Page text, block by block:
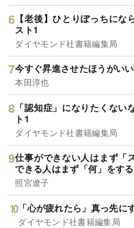
【老後】ひとりぼっちに
スト1
ダイヤモンド社書籍編集局
今すぐ昇進させたほうがい
本田淳也
「認知症」になりたくな
ト1
ダイヤモンド社書籍編集局
仕事ができない人はまず「
できる人はまず「何」をする
照宮遼子
「心が疲れたら」真っ先に
ダイヤモンド社書籍編集局